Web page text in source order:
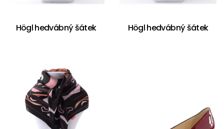
Högl hedvábný šátek Högl hedvábný šátek